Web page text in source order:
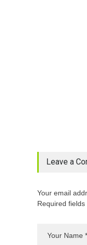
Leave a
Your email
Required